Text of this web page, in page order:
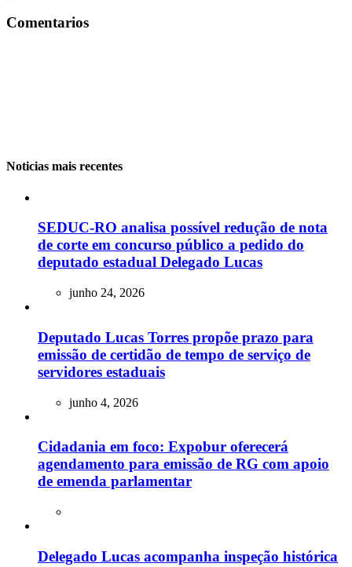
Comentarios
Noticias mais recentes
SEDUC-RO analisa possível redução de nota
de corte em concurso público a pedido do
deputado estadual Delegado Lucas
junho 24, 2026
Deputado Lucas Torres propõe prazo para
emissão de certidão de tempo de serviço de
servidores estaduais
junho 4, 2026
Cidadania em foco: Expobur oferecerá
agendamento para emissão de RG com apoio
de emenda parlamentar
Delegado Lucas acompanha inspeção histórica